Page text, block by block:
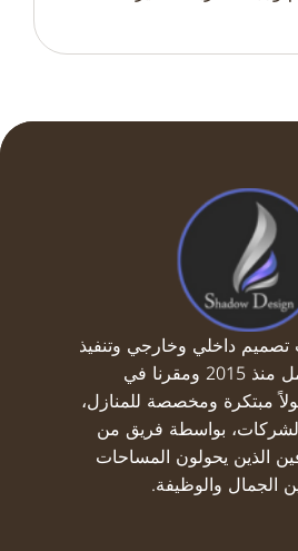
داخلي وخارجي وتنفيذ
اعمال الديكور، نعمل منذ 2015 ومقرنا في
مبتكرة ومخصصة للمنازل،
بواسطة فريق من
الذين يحولون المساحات
الجمال والوظيفة.